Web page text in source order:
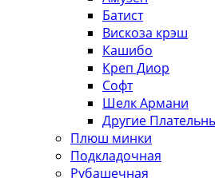
Батист
Вискоза крэш
Кашибо
Креп Диор
Софт
Шелк Армани
Другие
Плюш минки
Подкладочная
Рубашечная